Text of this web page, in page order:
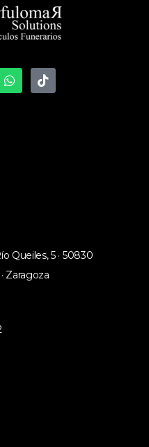
Queiles, 5 · 50830
Zaragoza